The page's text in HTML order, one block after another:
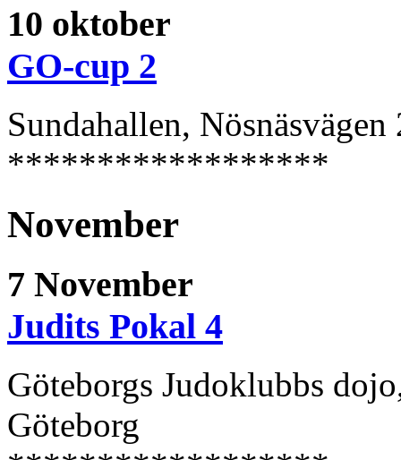
10 oktober
GO-cup 2
Sundahallen,
******************
November
7 November
Judits Pokal 4
Göteborgs Judoklubbs
Göteborg